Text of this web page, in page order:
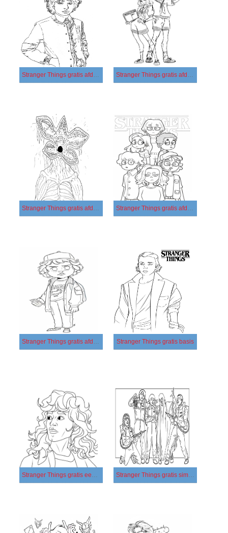
Stranger Things gratis afdrukbaar basis Stranger Things gratis afdrukbaar eenvoudig
Stranger Things gratis afdrukbaar simpel Stranger Things gratis afdrukbaar voor kinderen
Stranger Things gratis afdrukbaar Stranger Things gratis basis
Stranger Things gratis eenvoudig Stranger Things gratis simpel